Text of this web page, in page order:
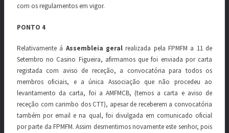
com os regulamentos em vigor.
PONTO 4
Relativamente á Assembleia geral realizada pela FPMFM a 11 de
Setembro no Casino Figueira, afirmamos que foi enviada por carta
registada com aviso de receção, a convocatória para todos os
membros oficiais, e a única Associação que não procedeu ao
levantamento da carta, foi a AMFMCB, (temos a carta e aviso de
receção com carimbo dos CTT), apesar de receberem a convocatória
também por email e na qual, foi divulgada em comunicado oficial
por parte da FPMFM. Assim desmentimos novamente este senhor, pois